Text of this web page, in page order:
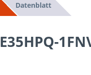
Datenblatt